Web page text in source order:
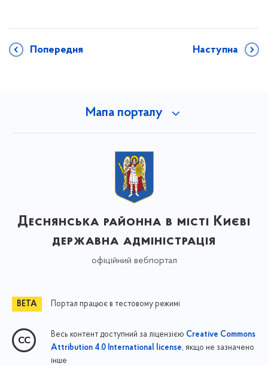
Попередня Наступна
Мапа порталу
Деснянська районна в місті Києві
державна адміністрація
офіційний вебпортал
Портал працює в тестовому режимі
Весь контент доступний за ліцензією Creative Commons
Attribution 4.0 International license, якщо не зазначено
інше